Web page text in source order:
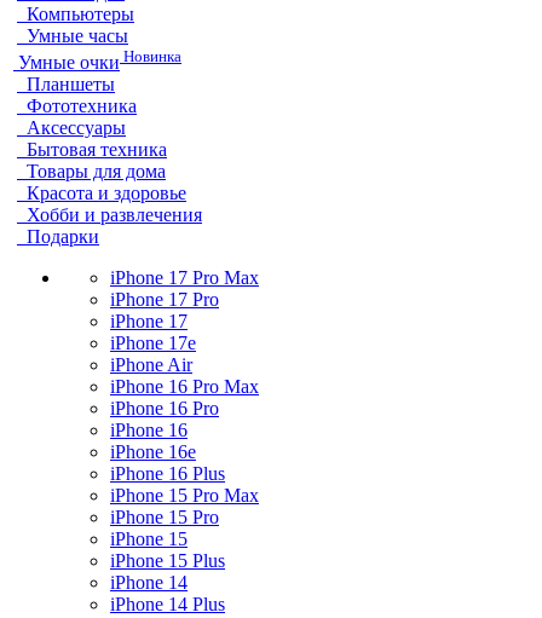
Компьютеры
Умные часы
Умные очки Новинка
Планшеты
Фототехника
Аксессуары
Бытовая техника
Товары для дома
Красота и здоровье
Хобби и развлечения
Подарки
iPhone 17 Pro Max
iPhone 17 Pro
iPhone 17
iPhone 17e
iPhone Air
iPhone 16 Pro Max
iPhone 16 Pro
iPhone 16
iPhone 16e
iPhone 16 Plus
iPhone 15 Pro Max
iPhone 15 Pro
iPhone 15
iPhone 15 Plus
iPhone 14
iPhone 14 Plus